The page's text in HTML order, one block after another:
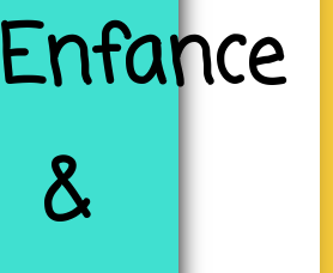
Enfance
&